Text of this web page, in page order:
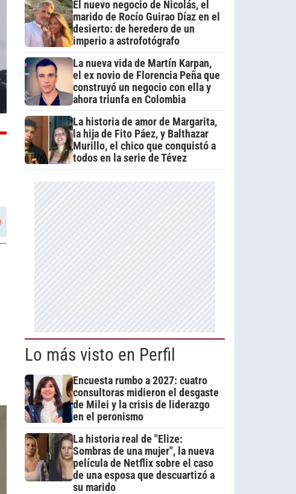
El nuevo negocio de Nicolás, el
marido de Rocío Guirao Díaz en el
desierto: de heredero de un
imperio a astrofotógrafo
La nueva vida de Martín Karpan,
el ex novio de Florencia Peña que
construyó un negocio con ella y
ahora triunfa en Colombia
La historia de amor de Margarita,
la hija de Fito Páez, y Balthazar
Murillo, el chico que conquistó a
todos en la serie de Tévez
Lo más visto en Perfil
Encuesta rumbo a 2027: cuatro
consultoras midieron el desgaste
de Milei y la crisis de liderazgo
en el peronismo
La historia real de "Elize:
Sombras de una mujer", la nueva
película de Netflix sobre el caso
de una esposa que descuartizó a
su marido